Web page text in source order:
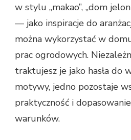
w stylu „makao”, „dom
— jako inspiracje do
można wykorzystać w
prac ogrodowych.
traktujesz je jako hasła do
motywy, jedno pozostaje
praktyczność i
warunków.